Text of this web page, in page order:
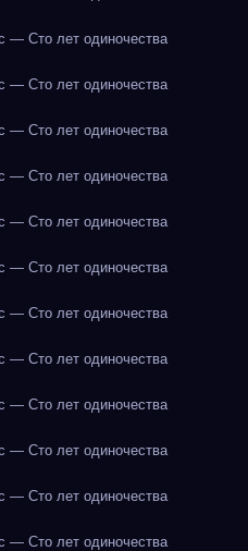
— Сто лет одиночества
— Сто лет одиночества
— Сто лет одиночества
— Сто лет одиночества
— Сто лет одиночества
— Сто лет одиночества
— Сто лет одиночества
— Сто лет одиночества
— Сто лет одиночества
— Сто лет одиночества
— Сто лет одиночества
— Сто лет одиночества